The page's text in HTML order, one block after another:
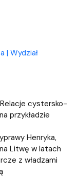
| Wydział
cystersko-
przykładzie
Henryka,
Litwę w latach
z władzami